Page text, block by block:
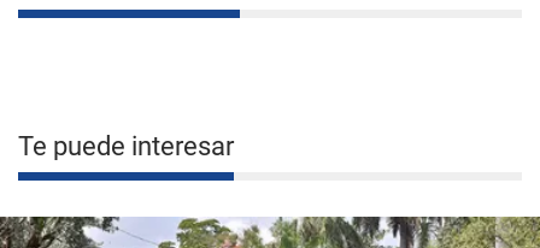
Te puede interesar